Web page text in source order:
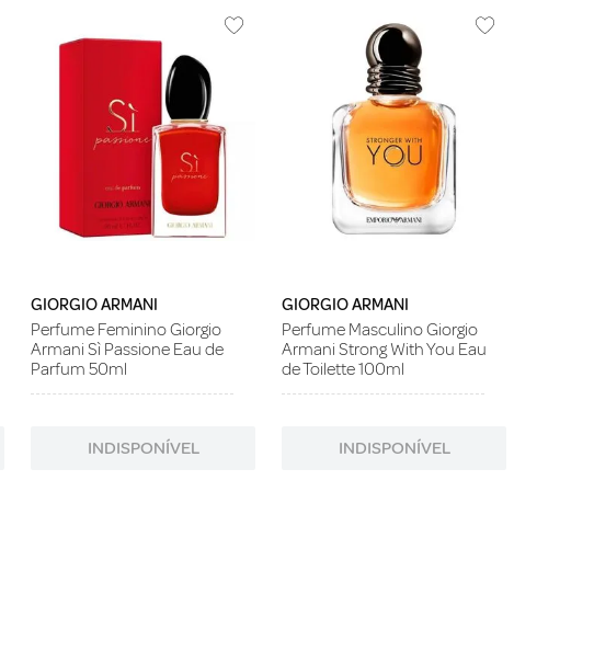
GIORGIO ARMANI
Perfume Feminino Giorgio
Armani Sì Passione Eau de
Parfum 50ml
INDISPONÍVEL
GIORGIO ARMANI
Perfume Masculino Giorgio
Armani Strong With You Eau
de Toilette 100ml
INDISPONÍVEL